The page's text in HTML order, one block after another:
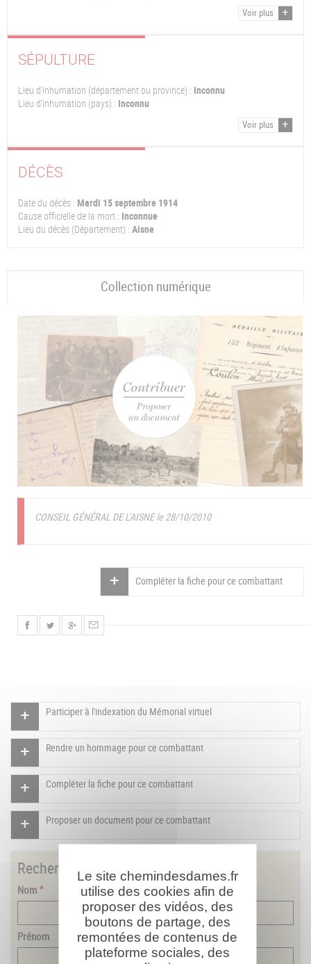
Voir plus
SÉPULTURE
Lieu d'inhumation (département ou province) : Inconnu
Lieu d'inhumation (pays) : Inconnu
Voir plus
DÉCÈS
Date du décès : Mardi 15 septembre 1914
Cause officielle de la mort : Inconnue
Lieu du décès (Département) : Aisne
Collection numérique
CONSEIL GÉNÉRAL DE L'AISNE le 28/10/2010
Compléter la fiche pour ce combattant
Participer à l'indexation du Mémorial virtuel
Rendre un hommage pour ce combattant
Compléter la fiche pour ce combattant
Proposer un document pour ce combattant
Rechercher un combattant
Nom
Prénom
Le site chemindesdames.fr
utilise des cookies afin de
proposer des vidéos, des
boutons de partage, des
remontées de contenus de
plateforme sociales, des